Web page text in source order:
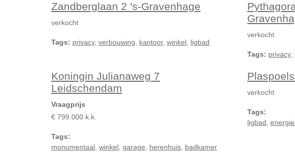
Zandberglaan 2 's-Gravenhage
verkocht
Tags: privacy, verbouwing kantoor, winkel ligbad
verkocht
Tags: privacy,
Koningin Julianaweg 7
Leidschendam
Vraagprijs
€ 799.000 k.k.
Tags:
monumentaal winkel garage herenhuis badkamer
verkocht
Tags:
ligbad